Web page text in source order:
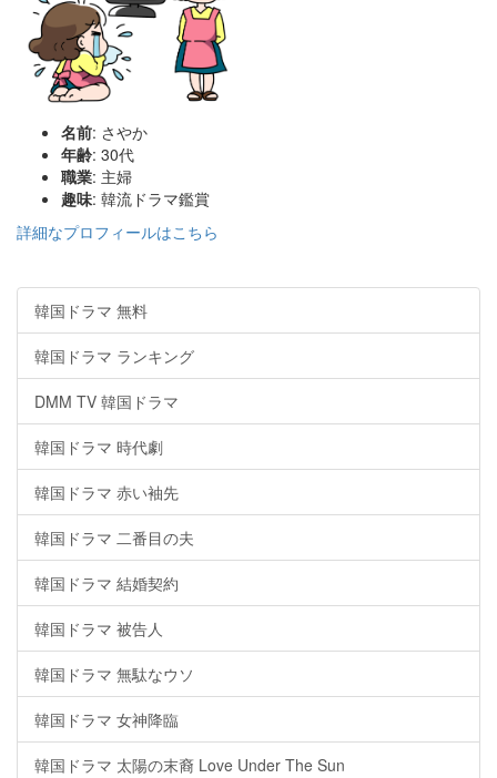
名前: さやか
年齢: 30代
職業: 主婦
趣味: 韓流ドラマ鑑賞
詳細なプロフィールはこちら
韓国ドラマ 無料
韓国ドラマ ランキング
DMM TV 韓国ドラマ
韓国ドラマ 時代劇
韓国ドラマ 赤い袖先
韓国ドラマ 二番目の夫
韓国ドラマ 結婚契約
韓国ドラマ 被告人
韓国ドラマ 無駄なウソ
韓国ドラマ 女神降臨
韓国ドラマ 太陽の末裔 Love Under The Sun